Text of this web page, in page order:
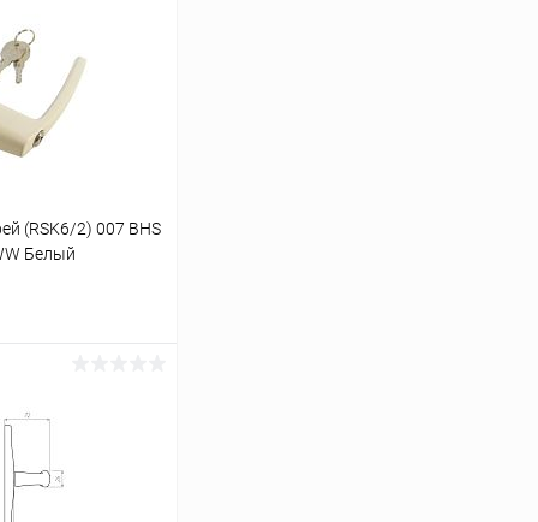
(RSK6/2) 007 BHS
Белый